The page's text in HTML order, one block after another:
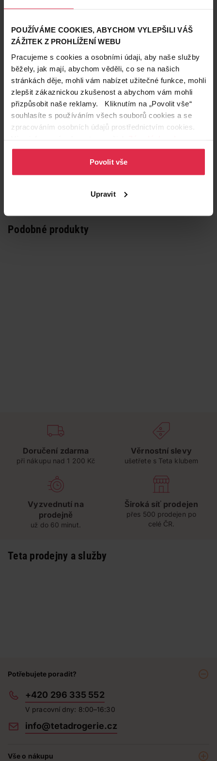
POUŽÍVÁME COOKIES, ABYCHOM VYLEPŠILI VÁŠ
ZÁŽITEK Z PROHLÍŽENÍ WEBU
Pracujeme s cookies a osobními údaji, aby naše služby
běžely, jak mají, abychom věděli, co se na našich
stránkách děje, mohli vám nabízet užitečné funkce, mohli
zlepšit zákaznickou zkušenost a abychom vám mohli
přizpůsobit naše reklamy. Kliknutím na „Povolit vše“
souhlasíte s používáním všech souborů cookies a se
zpracováním osobních údajů prostřednictvím cookies.
osobních údajů.
Povolit vše
Upravit
Typ přípravku Antiperspirant
Zákazníci také často nakupují
Podobné produkty
Doručení zdarma
při nákupu nad 1 200 Kč
Věrnostní slevy
ušetřete s Teta klubem
Vyzvednutí na
prodejně
už do 60 minut.
Široká síť prodejen
přes 500 prodejen po
celé ČR.
Teta prodejny a služby
Potřebujete poradit?
+420 296 335 552
V pracovní dny: 8:00–16:30
info@tetadrogerie.cz
Vše o nákupu